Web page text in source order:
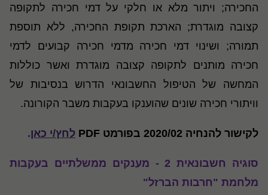
החכירה; ויתור מלא או חלקי על דמי חכירה לתקופה
קצובה מוגדרת; הארכת תקופת החכירה, ללא תוספת
תמורה; ושינוי דמי חכירה מדמי חכירה קבועים לדמי
חכירה מותנים לתקופה קצובה מוגדרת ואשר כוללות
המחשה של הטיפול החשבונאי הדרוש בנסיבות של
וויתורי חכירה שונים שהוענקו בעקבות משבר הקורונה.
לקישור להנחיה 2020/02 בפורמט PDF לחץ/י כאן.
סוגיה חשבונאית 2 - מענקים ממשלתיים בעקבות
מלחמת "חרבות הברזל"